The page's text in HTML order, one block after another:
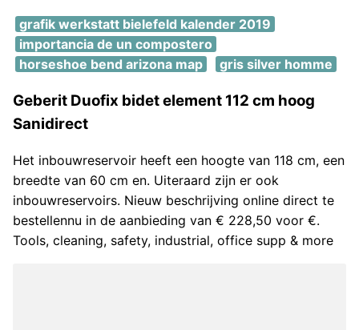
grafik werkstatt bielefeld kalender 2019
importancia de un compostero
horseshoe bend arizona map
gris silver homme
Geberit Duofix bidet element 112 cm hoog
Sanidirect
Het inbouwreservoir heeft een hoogte van 118 cm, een
breedte van 60 cm en. Uiteraard zijn er ook
inbouwreservoirs. Nieuw beschrijving online direct te
bestellennu in de aanbieding van € 228,50 voor €.
Tools, cleaning, safety, industrial, office supp & more